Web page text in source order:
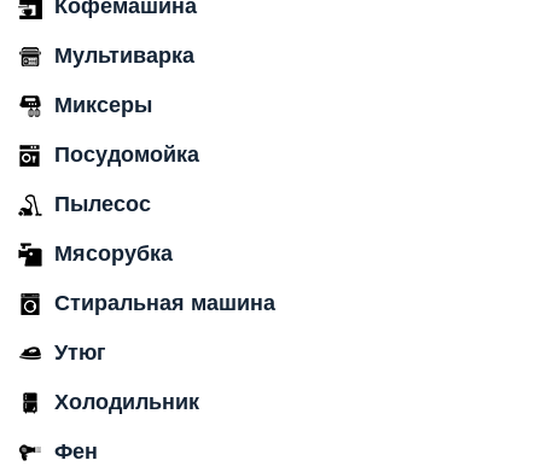
Кофемашина
Мультиварка
Миксеры
Посудомойка
Пылесос
Мясорубка
Стиральная машина
Утюг
Холодильник
Фен